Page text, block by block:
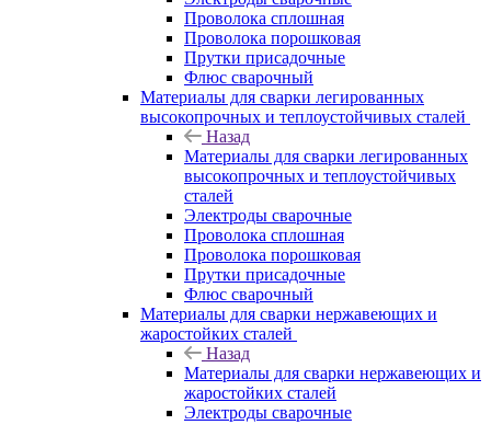
Проволока сплошная
Проволока порошковая
Прутки присадочные
Флюс сварочный
Материалы для сварки легированных
высокопрочных и теплоустойчивых сталей
Назад
Материалы для сварки легированных
высокопрочных и теплоустойчивых
сталей
Электроды сварочные
Проволока сплошная
Проволока порошковая
Прутки присадочные
Флюс сварочный
Материалы для сварки нержавеющих и
жаростойких сталей
Назад
Материалы для сварки нержавеющих и
жаростойких сталей
Электроды сварочные